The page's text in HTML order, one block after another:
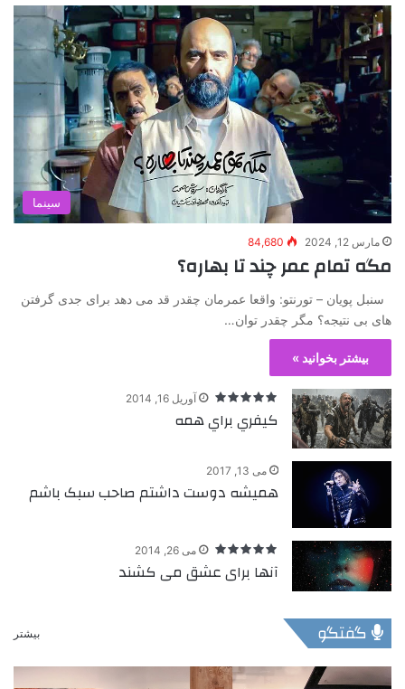
سینما
مارس 12, 2024 84,680
مگه تمام عمر چند تا بهاره؟
سنبل پویان – تورنتو: واقعا عمرمان چقدر قد می دهد برای جدی گرفتن
های بی نتیجه؟ مگر چقدر توان…
بیشتر بخوانید »
آوریل 16, 2014
كيفري براي همه
می 13, 2017
همیشه دوست داشتم صاحب سبک باشم
می 26, 2014
آنها برای عشق می کشند
گفتگو بیشتر